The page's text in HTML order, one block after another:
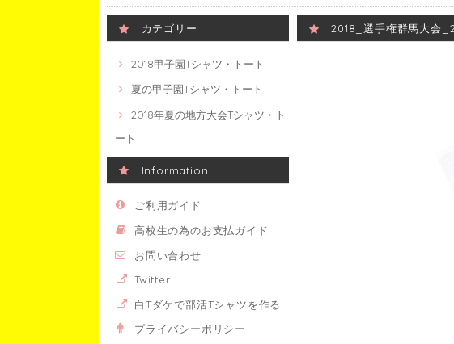
カテゴリー
2018甲子園Tシャツ・トート
夏の甲子園Tシャツ・トート
2018年夏の地方大会Tシャツ・ト
ート
Information
ご利用ガイド
高校生の為のお支払ガイド
お問い合わせ
Twitter
白Tダケで部活Tシャツを作る
プライバシーポリシー
2018_選手権群馬大会